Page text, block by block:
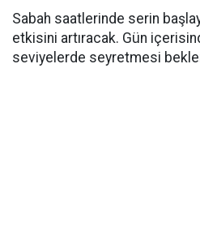
Sabah saatlerinde serin
etkisini artıracak. Gün
seviyelerde seyretmesi